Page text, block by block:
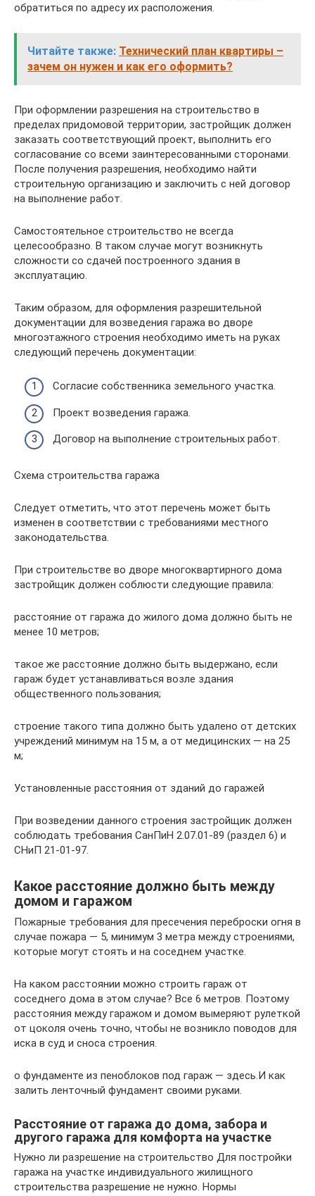
обратиться по адресу их расположения.
Читайте также: Технический план квартиры –
зачем он нужен и как его оформить?
При оформлении разрешения на строительство в
пределах придомовой территории, застройщик должен
заказать соответствующий проект, выполнить его
согласование со всеми заинтересованными сторонами.
После получения разрешения, необходимо найти
строительную организацию и заключить с ней договор
на выполнение работ.
Самостоятельное строительство не всегда
целесообразно. В таком случае могут возникнуть
сложности со сдачей построенного здания в
эксплуатацию.
Таким образом, для оформления разрешительной
документации для возведения гаража во дворе
многоэтажного строения необходимо иметь на руках
следующий перечень документации:
Согласие собственника земельного участка.
Проект возведения гаража.
Договор на выполнение строительных работ.
Схема строительства гаража
Следует отметить, что этот перечень может быть
изменен в соответствии с требованиями местного
законодательства.
При строительстве во дворе многоквартирного дома
застройщик должен соблюсти следующие правила:
расстояние от гаража до жилого дома должно быть не
менее 10 метров;
такое же расстояние должно быть выдержано, если
гараж будет устанавливаться возле здания
общественного пользования;
строение такого типа должно быть удалено от детских
учреждений минимум на 15 м, а от медицинских — на 25
м;
Установленные расстояния от зданий до гаражей
При возведении данного строения застройщик должен
соблюдать требования СанПиН 2.07.01-89 (раздел 6) и
СНиП 21-01-97.
Какое расстояние должно быть между
домом и гаражом
Пожарные требования для пресечения переброски огня в
случае пожара — 5, минимум 3 метра между строениями,
которые могут стоять и на соседнем участке.
На каком расстоянии можно строить гараж от
соседнего дома в этом случае? Все 6 метров. Поэтому
расстояния между гаражом и домом вымеряют рулеткой
от цоколя очень точно, чтобы не возникло поводов для
иска в суд и сноса строения.
о фундаменте из пеноблоков под гараж — здесь.И как
залить ленточный фундамент своими руками.
Расстояние от гаража до дома, забора и
другого гаража для комфорта на участке
Нужно ли разрешение на строительство Для постройки
гаража на участке индивидуального жилищного
строительства разрешение не нужно. Нормы